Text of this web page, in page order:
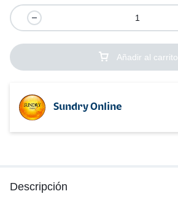
Añadir al carrito
Sundry Online
Descripción